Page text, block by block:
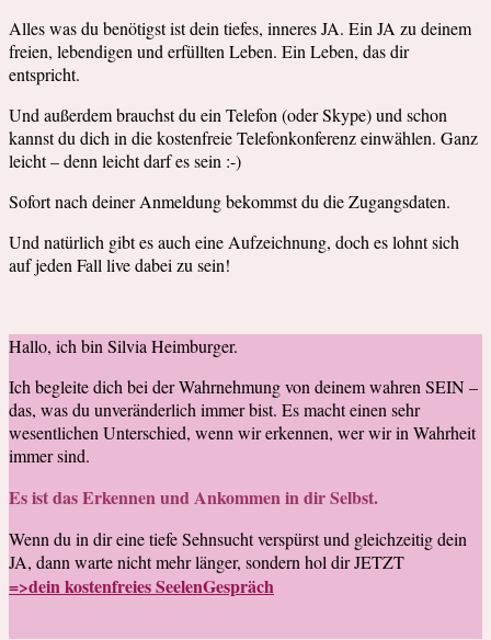
Alles was du benötigst ist dein tiefes, inneres JA. Ein JA zu deinem
freien, lebendigen und erfüllten Leben. Ein Leben, das dir
entspricht.
Und außerdem brauchst du ein Telefon (oder Skype) und schon
kannst du dich in die kostenfreie Telefonkonferenz einwählen. Ganz
leicht – denn leicht darf es sein :-)
Sofort nach deiner Anmeldung bekommst du die Zugangsdaten.
Und natürlich gibt es auch eine Aufzeichnung, doch es lohnt sich
auf jeden Fall live dabei zu sein!
Hallo, ich bin Silvia Heimburger.
Ich begleite dich bei der Wahrnehmung von deinem wahren SEIN –
das, was du unveränderlich immer bist. Es macht einen sehr
wesentlichen Unterschied, wenn wir erkennen, wer wir in Wahrheit
immer sind.
Es ist das Erkennen und Ankommen in dir Selbst.
Wenn du in dir eine tiefe Sehnsucht verspürst und gleichzeitig dein
JA, dann warte nicht mehr länger, sondern hol dir JETZT
=>dein kostenfreies SeelenGespräch